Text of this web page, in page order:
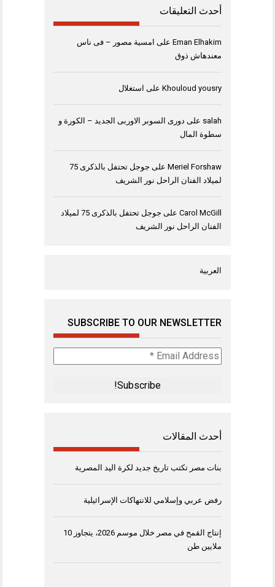
أحدث التعليقات
Eman Elhakim على امسية مصور – فى ناس
معندهاش ذوق
Khouloud yousry على استغلال
salah على دورى السوبر الاوربى الجديد – الكورة و
سطوة المال
Meriel Forshaw على
جوجل تحتفل بالذكرى 75
لميلاد الفنان الراحل نور الشريف
Carol McGill على
جوجل تحتفل بالذكرى 75 لميلاد
الفنان الراحل نور الشريف
العربية
SUBSCRIBE TO OUR NEWSLETTER
Email
Address
أحدث المقالات
بنات مصر تكتب تاريخ جديد لكرة اليد المصرية
رفض عربي وإسلامي للانتهاكات الإسرائيلية
إنتاج القمح في مصر خلال موسم 2026، يتجاوز 10
ملايين طن